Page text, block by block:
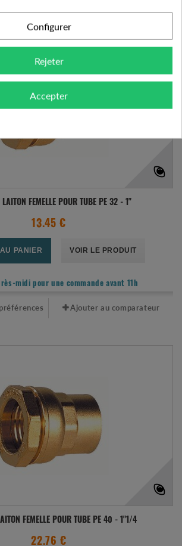
LAITON FEMELLE POUR TUBE PE 32 - 1"
13.45 €
PANIER VOIR LE PRODUIT
midi pour une commande avant 11h
Ajouter au comparateur
FEMELLE POUR TUBE PE 40 - 1"1/4
22.76 €
Configurer
Rejeter
Accepter